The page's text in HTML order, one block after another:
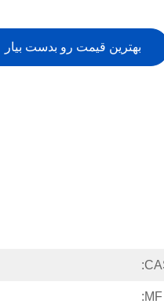
بهترین قیمت رو بدست بیار
MF: